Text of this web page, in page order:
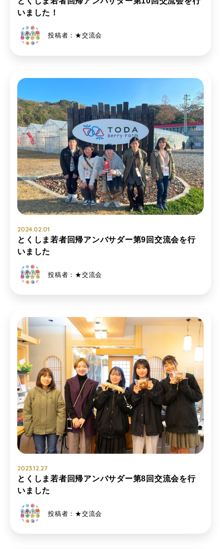
いました！
投稿者：★交流会
2024.02.01
とくしま若者回帰アンバサダー第9回交流会を行
いました
投稿者：★交流会
2023.12.27
とくしま若者回帰アンバサダー第8回交流会を行
いました
投稿者：★交流会